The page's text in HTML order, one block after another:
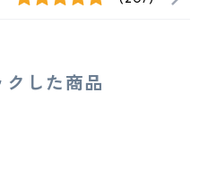
クした商品